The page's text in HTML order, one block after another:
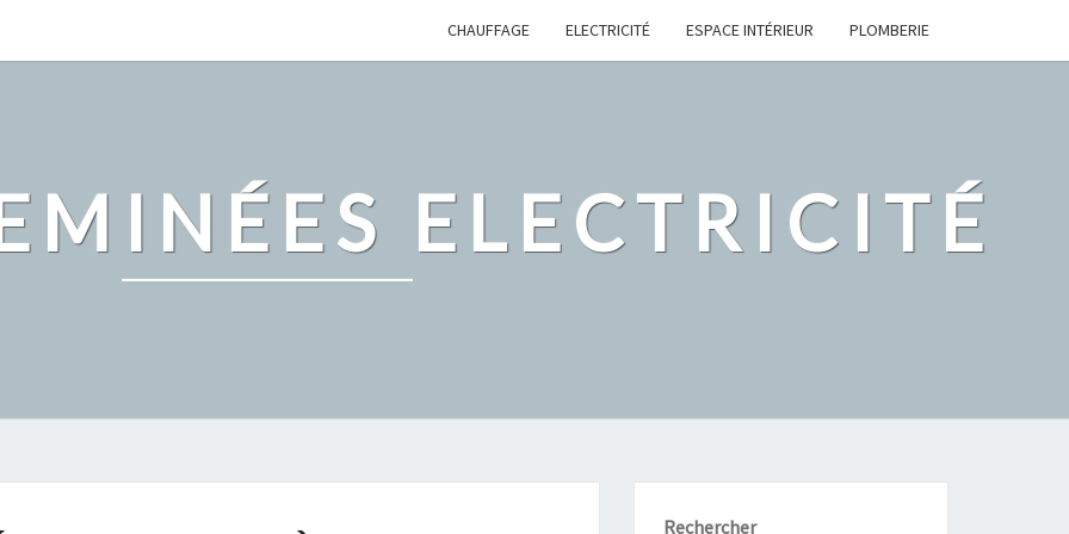
CHAUFFAGE ELECTRICITÉ ESPACE INTÉRIEUR PLOMBERIE
ELECTRICITÉ
Rechercher